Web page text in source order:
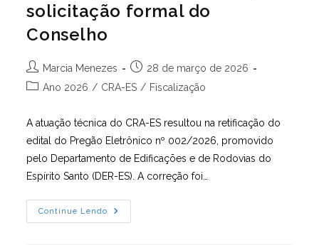
solicitação formal do
Conselho
Autor
do
Marcia Menezes
Post
publicado:
28 de março de 2026
Categoria
Ano 2026 / CRA-ES / Fiscalização
A atuação técnica do CRA-ES resultou na retificação do
edital do Pregão Eletrônico nº 002/2026, promovido
pelo Departamento de Edificações e de Rodovias do
Espírito Santo (DER-ES). A correção foi…
Continue Lendo
A
Correção